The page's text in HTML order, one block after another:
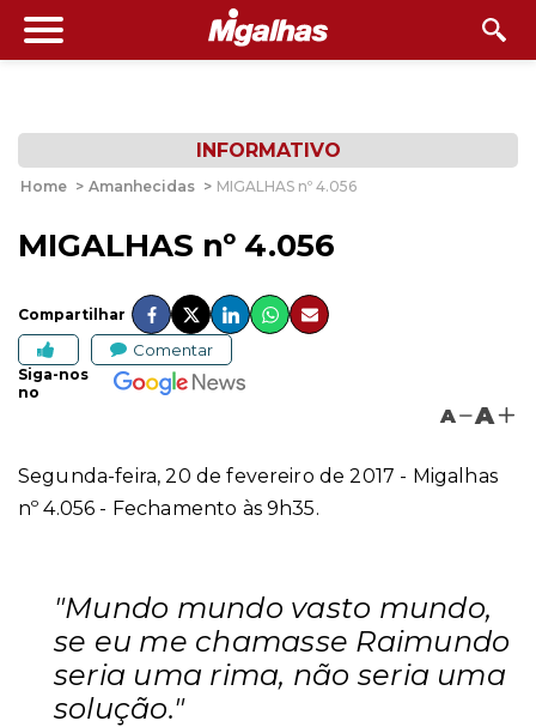
INFORMATIVO
Home > Amanhecidas > MIGALHAS nº 4.056
MIGALHAS nº 4.056
Compartilhar
Comentar
Siga-nos
no
A A
Segunda-feira, 20 de fevereiro de 2017 - Migalhas
nº 4.056 - Fechamento às 9h35.
"Mundo mundo vasto mundo,
se eu me chamasse Raimundo
seria uma rima, não seria uma
solução."